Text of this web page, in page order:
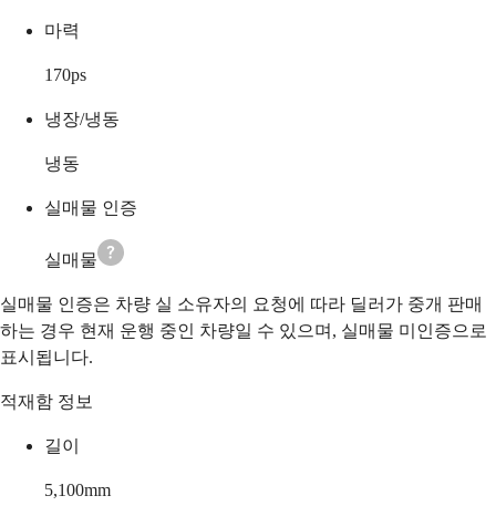
마력
170ps
냉장/냉동
냉동
실매물 인증
실매물
실매물 인증은 차량 실 소유자의 요청에 따라 딜러가 중개 판매
하는 경우 현재 운행 중인 차량일 수 있으며, 실매물 미인증으로
표시됩니다.
적재함 정보
길이
5,100mm